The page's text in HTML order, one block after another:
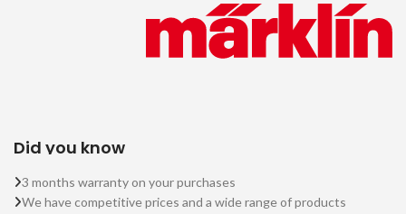
Did you know
3 months warranty on your purchases
We have competitive prices and a wide range of products